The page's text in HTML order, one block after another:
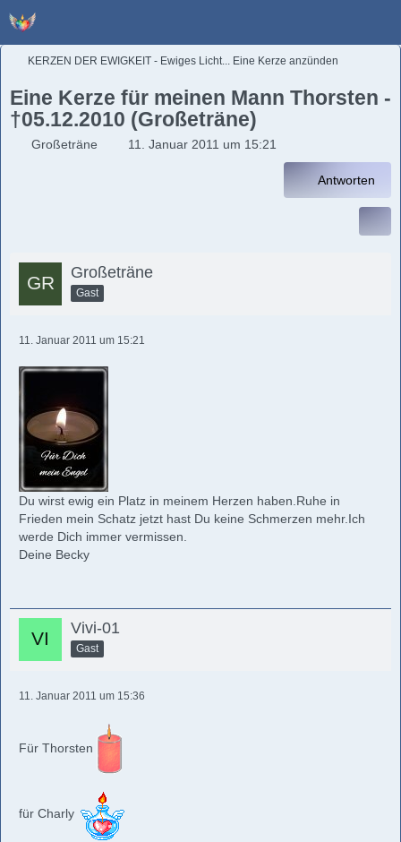
KERZEN DER EWIGKEIT - Ewiges Licht... Eine Kerze anzünden
Eine Kerze für meinen Mann Thorsten -
†05.12.2010 (Großeträne)
Großeträne 11. Januar 2011 um 15:21
Antworten
Großeträne
Gast
11. Januar 2011 um 15:21
Du wirst ewig ein Platz in meinem Herzen haben.Ruhe in
Frieden mein Schatz jetzt hast Du keine Schmerzen mehr.Ich
werde Dich immer vermissen.
Deine Becky
Vivi-01
Gast
11. Januar 2011 um 15:36
Für Thorsten
für Charly